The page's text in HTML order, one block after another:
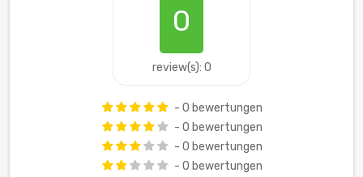
0
review(s): 0
- 0 bewertungen
- 0 bewertungen
- 0 bewertungen
- 0 bewertungen